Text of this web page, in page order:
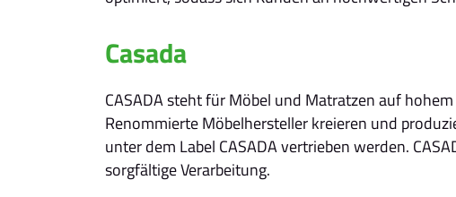
Casada
CASADA steht für Möbel und Matratzen auf
Renommierte Möbelhersteller kreieren und
unter dem Label CASADA vertrieben werden.
sorgfältige Verarbeitung.